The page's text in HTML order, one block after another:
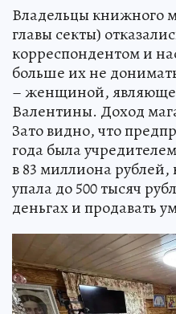
Владельцы книжного
главы секты)
корреспондентом и
больше их не
– женщиной,
Валентины. Доход
Зато видно, что
года была
в 83 миллиона рублей,
упала до 500 тысяч
деньгах и продавать